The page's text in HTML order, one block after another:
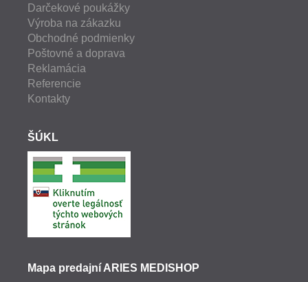
Darčekové poukážky
Výroba na zákazku
Obchodné podmienky
Poštovné a doprava
Reklamácia
Referencie
Kontakty
ŠÚKL
Mapa predajní ARIES MEDISHOP